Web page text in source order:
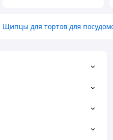
Щипцы для тортов для